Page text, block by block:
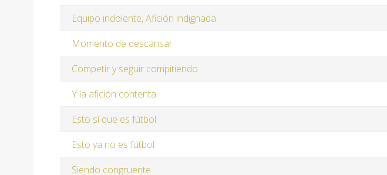
Equipo indolente, Afición indignada
Momento de descansar
Competir y seguir compitiendo
Y la afición contenta
Esto sí que es fútbol
Esto ya no es fútbol
Siendo congruente